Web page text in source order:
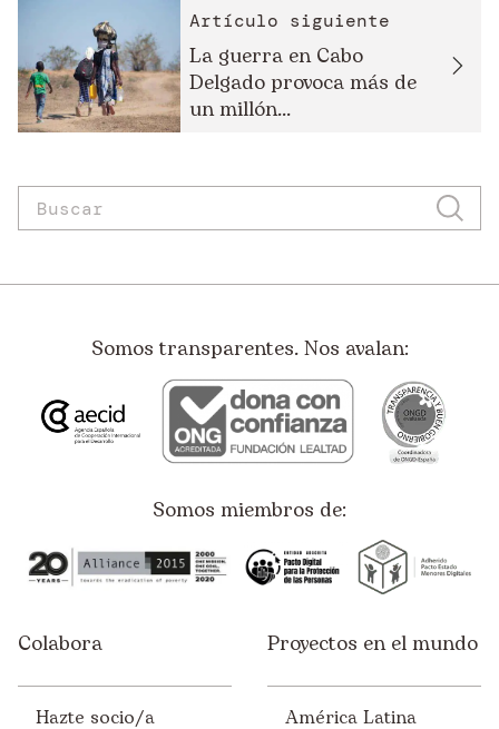
Artículo siguiente
La guerra en Cabo
Delgado provoca más de
un millón...
Somos transparentes. Nos avalan:
Somos miembros de:
Colabora
Hazte socio/a
Proyectos en el mundo
América Latina